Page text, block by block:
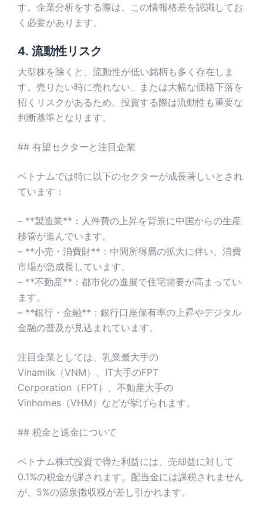
す。企業分析をする際は、この情報格差を認識してお
く必要があります。
4. 流動性リスク
大型株を除くと、流動性が低い銘柄も多く存在しま
す。売りたい時に売れない、または大幅な価格下落を
招くリスクがあるため、投資する際は流動性も重要な
判断基準となります。
## 有望セクターと注目企業
ベトナムでは特に以下のセクターが成長著しいとされ
ています：
– **製造業**：人件費の上昇を背景に中国からの生産
移管が進んでいます。
– **小売・消費財**：中間所得層の拡大に伴い、消費
市場が急成長しています。
– **不動産**：都市化の進展で住宅需要が高まってい
ます。
– **銀行・金融**：銀行口座保有率の上昇やデジタル
金融の普及が見込まれています。
注目企業としては、乳業最大手の
Vinamilk（VNM）、IT大手のFPT
Corporation（FPT）、不動産大手の
Vinhomes（VHM）などが挙げられます。
## 税金と送金について
ベトナム株式投資で得た利益には、売却益に対して
0.1%の税金が課されます。配当金には課税されません
が、5%の源泉徴収税が差し引かれます。